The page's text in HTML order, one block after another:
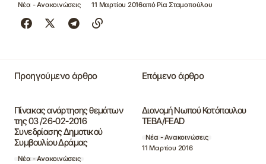
Νέα - Ανακοινώσεις 11 Μαρτίου 2016από Ρία Σταμοπούλου
Προηγούμενο άρθρο
Πίνακας ανάρτησης θεμάτων
της 03 /26-02-2016
Συνεδρίασης Δημοτικού
Συμβουλίου Δράμας
Νέα - Ανακοινώσεις
Επόμενο άρθρο
Διανομή Νωπού Κοτόπουλου
ΤΕΒΑ/FEAD
Νέα - Ανακοινώσεις
11 Μαρτίου 2016